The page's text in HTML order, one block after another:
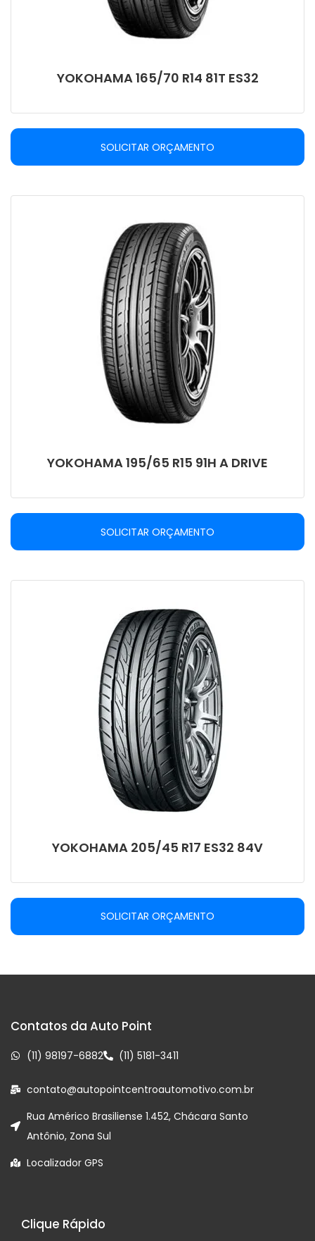
YOKOHAMA 165/70 R14 81T ES32
SOLICITAR ORÇAMENTO
YOKOHAMA 195/65 R15 91H A DRIVE
SOLICITAR ORÇAMENTO
YOKOHAMA 205/45 R17 ES32 84V
SOLICITAR ORÇAMENTO
Contatos da Auto Point
(11) 98197-6882 (11) 5181-3411
contato@autopointcentroautomotivo.com.br
Rua Américo Brasiliense 1.452, Chácara Santo
Antônio, Zona Sul
Localizador GPS
Clique Rápido